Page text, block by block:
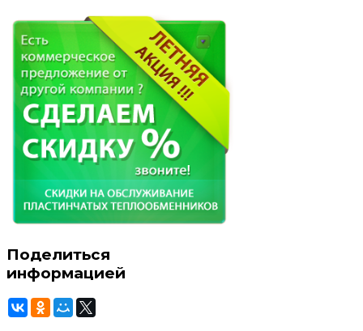
Поделиться
информацией